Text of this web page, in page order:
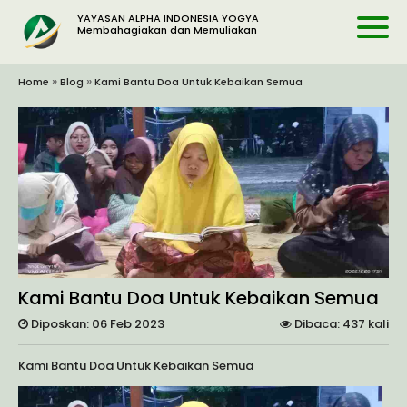
YAYASAN ALPHA INDONESIA YOGYA
Membahagiakan dan Memuliakan
Home »Blog »Kami Bantu Doa Untuk Kebaikan Semua
Kami Bantu Doa Untuk Kebaikan Semua
Diposkan: 06 Feb 2023 Dibaca: 437 kali
Kami Bantu Doa Untuk Kebaikan Semua